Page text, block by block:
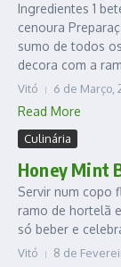
Ingredientes 1
cenoura
sumo de todos
decora com a
Vitó 6 de Março,
Read More
Culinária
Honey Mint
Servir num copo
ramo de hortelã
só beber e
Vitó 8 de